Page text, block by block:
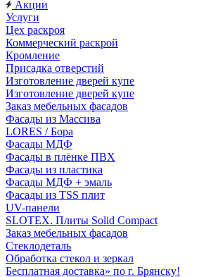
Акции
Услуги
Цех раскроя
Коммерческий раскрой
Кромление
Присадка отверстий
Изготовление дверей купе
Изготовление дверей купе
Заказ мебельных фасадов
Фасады из Массива
LORES / Бора
Фасады МДФ
Фасады в плёнке ПВХ
Фасады из пластика
Фасады МДФ + эмаль
Фасады из TSS плит
UV-панели
SLOTEX. Плиты Solid Compact
Заказ мебельных фасадов
Стеклодеталь
Обработка стекол и зеркал
Бесплатная доставка» по г. Брянску!